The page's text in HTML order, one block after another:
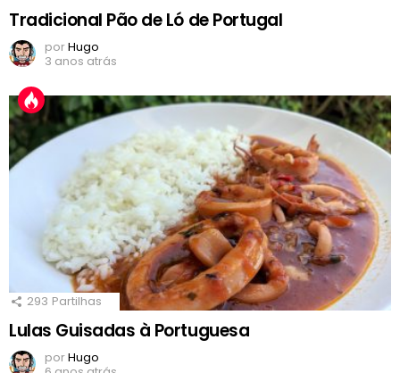
Tradicional Pão de Ló de Portugal
porHugo
3 anos atrás
293 Partilhas
Lulas Guisadas à Portuguesa
porHugo